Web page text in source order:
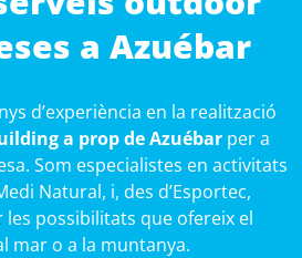
a Azuébar
d’experiència en la realització
a prop de Azuébar per a
Som especialistes en activitats
Natural, i, des d’Esportec,
possibilitats que ofereix el
mar o a la muntanya.